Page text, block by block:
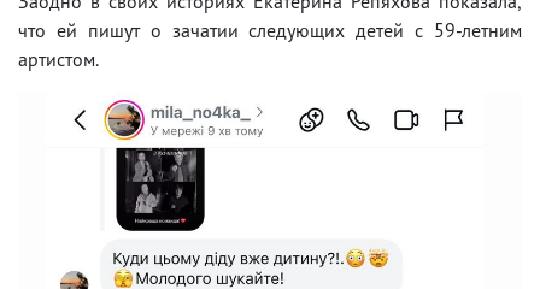
что ей пишут о зачатии следующих детей с 59-летним
артистом.